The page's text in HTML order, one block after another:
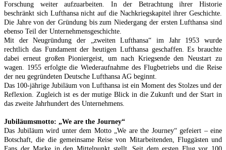
Forschung weiter aufzuarbeiten. In der Betrachtung ihrer Historie
beschränkt sich Lufthansa nicht auf die Nachkriegskapitel ihrer Geschichte.
Die Jahre von der Gründung bis zum Niedergang der ersten Lufthansa sind
ebenso Teil der Unternehmensgeschichte.
Mit der Neugründung der „zweiten Lufthansa“ im Jahr 1953 wurde
rechtlich das Fundament der heutigen Lufthansa geschaffen. Es brauchte
dabei erneut großen Pioniergeist, um nach Kriegsende den Neustart zu
wagen. 1955 erfolgte die Wiederaufnahme des Flugbetriebs und die Reise
der neu gegründeten Deutsche Lufthansa AG beginnt.
Das 100-jährige Jubiläum von Lufthansa ist ein Moment des Stolzes und der
Reflexion. Zugleich ist es der mutige Blick in die Zukunft und der Start in
das zweite Jahrhundert des Unternehmens.
Jubiläumsmotto: „We are the Journey“
Das Jubiläum wird unter dem Motto „We are the Journey“ gefeiert – eine
Botschaft, die die gemeinsame Reise von Mitarbeitenden, Fluggästen und